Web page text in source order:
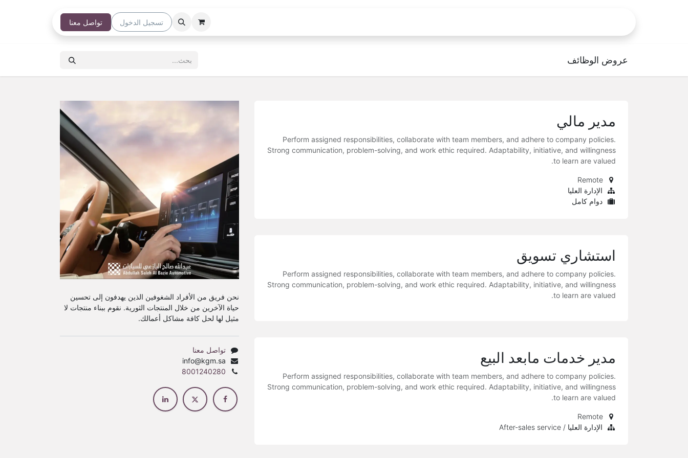
تسجيل الدخول تواصل معنا
عروض الوظائف
مدير مالي
Perform assigned responsibilities, collaborate with team members, and adhere to company policies.
Strong communication, problem-solving, and work ethic required. Adaptability, initiative, and willingness
to learn are valued.
Remote
الإدارة العليا
دوام كامل
استشاري تسويق
Perform assigned responsibilities, collaborate with team members, and adhere to company policies.
Strong communication, problem-solving, and work ethic required. Adaptability, initiative, and willingness
to learn are valued.
مدير خدمات مابعد البيع
Perform assigned responsibilities, collaborate with team members, and adhere to company policies.
Strong communication, problem-solving, and work ethic required. Adaptability, initiative, and willingness
to learn are valued.
Remote
الإدارة العليا / After-sales service
نحن فريق من الأفراد الشغوفين الذين يهدفون إلى تحسين
حياة الآخرين من خلال المنتجات الثورية. نقوم ببناء منتجات لا
مثيل لها لحل كافة مشاكل أعمالك.
تواصل معنا
info@kgm.sa
8001240280